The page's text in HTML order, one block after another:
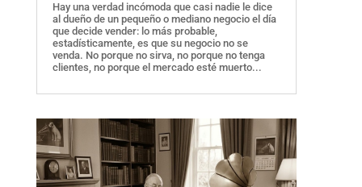
Hay una verdad incómoda que casi nadie le dice
al dueño de un pequeño o mediano negocio el día
que decide vender: lo más probable,
estadísticamente, es que su negocio no se
venda. No porque no sirva, no porque no tenga
clientes, no porque el mercado esté muerto...